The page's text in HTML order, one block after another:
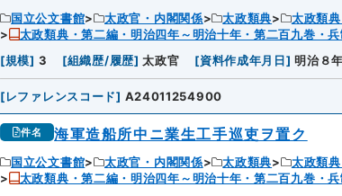
国立公文書館 太政官・内閣関係 太政類典
太政類
太政類典・第二編・明治四年～明治十年・第二百九巻・
[規模] 3 [組織歴/履歴] 太政官 [資料作成年月日] 明治８
[レファレンスコード] A24011254900
件名 海軍造船所中ニ業生工手巡吏ヲ置ク
国立公文書館 太政官・内閣関係 太政類典
太政類
太政類典・第二編・明治四年～明治十年・第二百九巻・